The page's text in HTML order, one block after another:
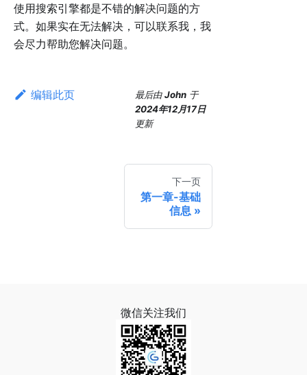
使用搜索引擎都是不错的解决问题的方
式。如果实在无法解决，可以联系我，我
会尽力帮助您解决问题。
编辑此页 最后由John 于
2024年12月17日
更新
下一页
第一章-基础
信息
微信关注我们